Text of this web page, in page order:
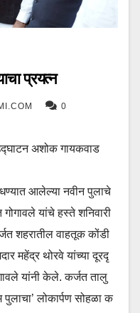
प्रयत्न
0
अशोक गायकवाड
आलेल्या नवीन पुलाचे
गोगावले यांचे हस्ते शनिवारी
शहरातील वाहतूक कोंडी
महेंद्र थोरवे यांच्या दूरदृ
यांनी केले. कर्जत तालु
पुलाचा’ लोकार्पण सोहळा क